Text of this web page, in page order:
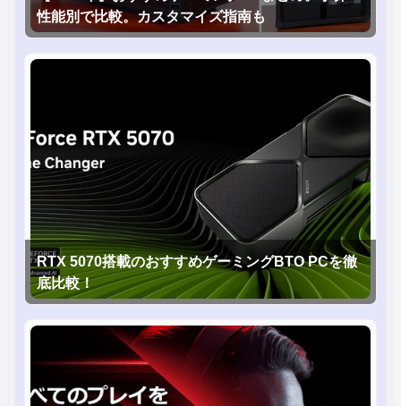
性能別で比較。カスタマイズ指南も
RTX 5070搭載のおすすめゲーミングBTO PCを徹
底比較！